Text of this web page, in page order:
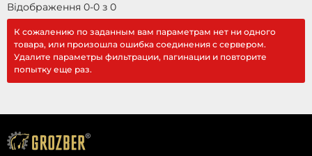
Відображення 0-0 з 0
К сожалению по заданным вам параметрам нет ни одного
товара, или произошла ошибка соединения с сервером.
Удалите параметры фильтрации, пагинации и повторите
попытку еще раз.